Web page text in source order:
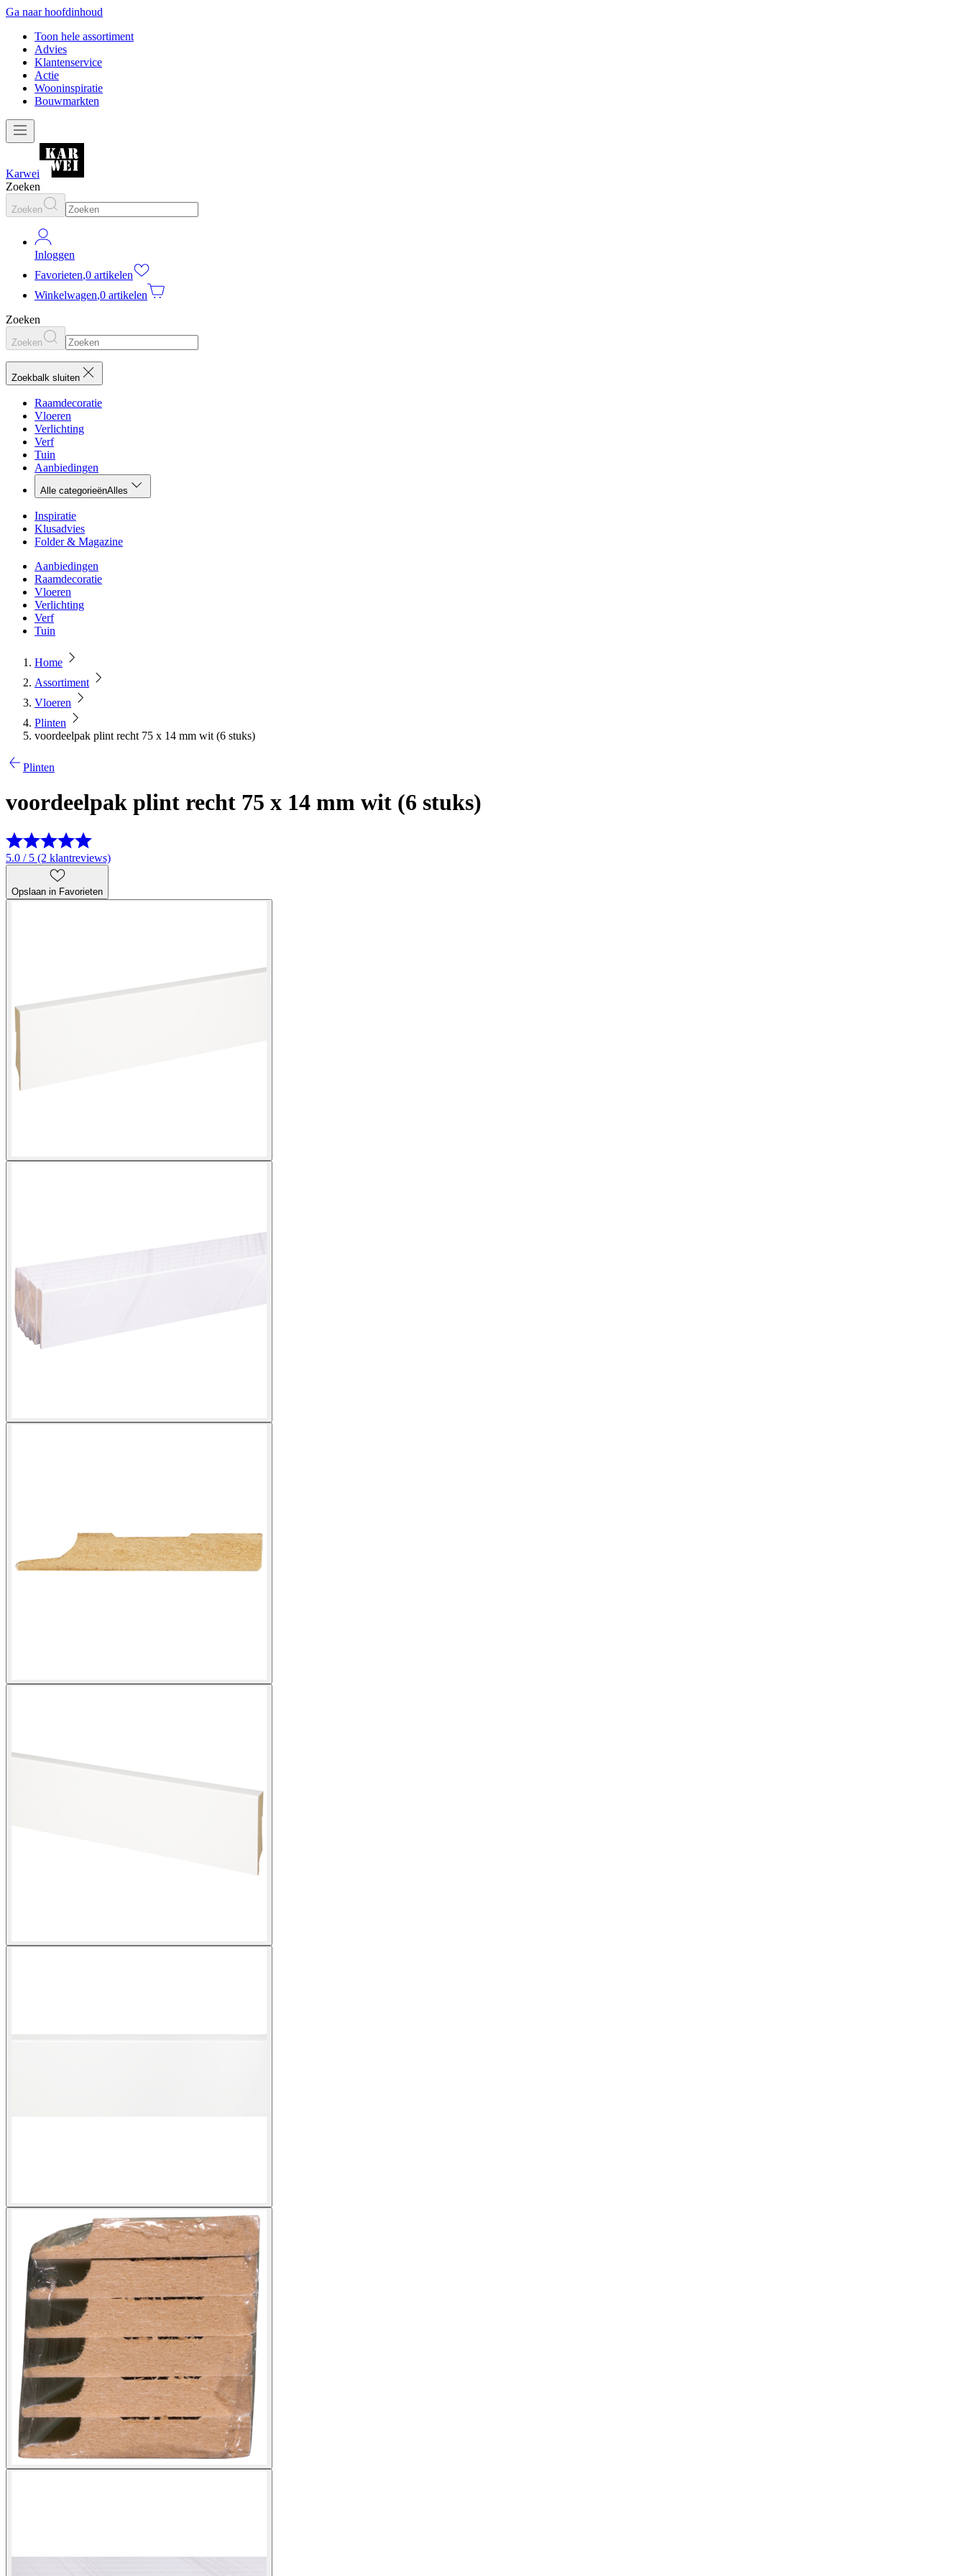
Ga naar hoofdinhoud
Toon hele assortiment
Advies
Klantenservice
Actie
Wooninspiratie
Bouwmarkten
Karwei
Zoeken
Zoeken
Inloggen
Favorieten,0 artikelen
Winkelwagen,0 artikelen
Zoeken
Zoeken
Zoekbalk sluiten
Raamdecoratie
Vloeren
Verlichting
Verf
Tuin
Aanbiedingen
Alle categorieënAlles
Inspiratie
Klusadvies
Folder & Magazine
Aanbiedingen
Raamdecoratie
Vloeren
Verlichting
Verf
Tuin
Home
Assortiment
Vloeren
Plinten
voordeelpak plint recht 75 x 14 mm wit (6 stuks)
Plinten
voordeelpak plint recht 75 x 14 mm wit (6 stuks)
5.0 / 5 (2 klantreviews)
Opslaan in Favorieten